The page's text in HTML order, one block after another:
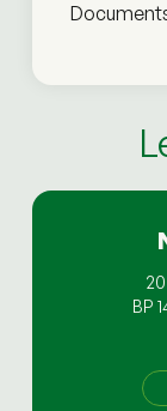
BP